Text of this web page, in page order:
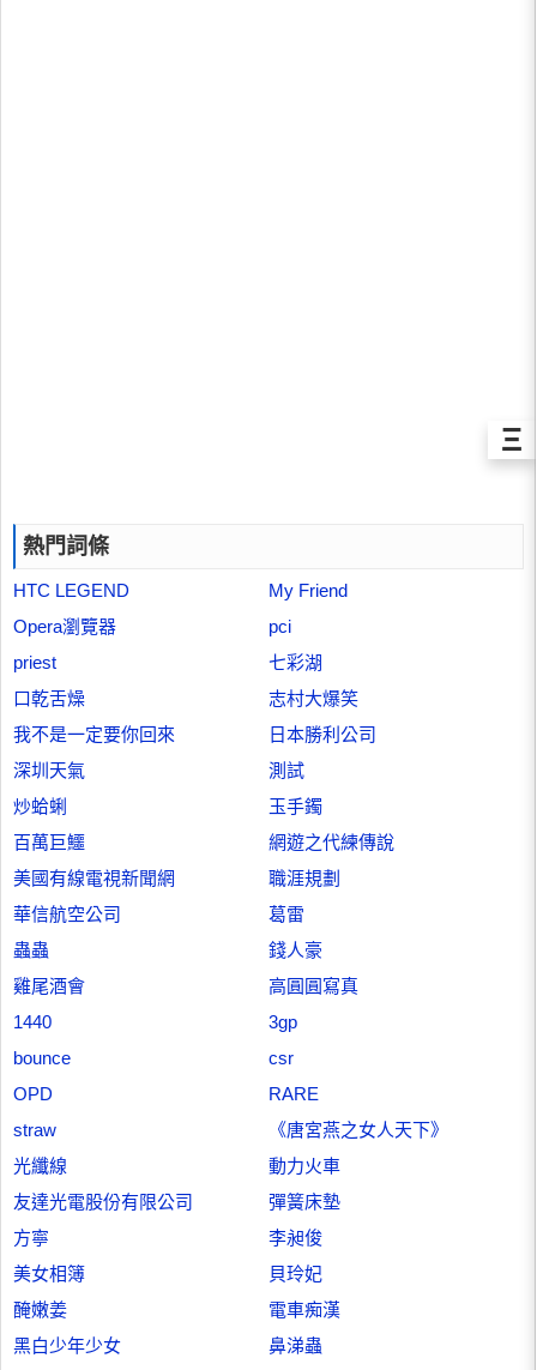
熱門詞條
HTC LEGEND
My Friend
Opera瀏覽器
pci
priest
七彩湖
口乾舌燥
志村大爆笑
我不是一定要你回來
日本勝利公司
深圳天氣
測試
炒蛤蜊
玉手鐲
百萬巨鱷
網遊之代練傳說
美國有線電視新聞網
職涯規劃
華信航空公司
葛雷
蟲蟲
錢人豪
雞尾酒會
高圓圓寫真
1440
3gp
bounce
csr
OPD
RARE
straw
《唐宮燕之女人天下》
光纖線
動力火車
友達光電股份有限公司
彈簧床墊
方寧
李昶俊
美女相簿
貝玲妃
醃嫩姜
電車痴漢
黑白少年少女
鼻涕蟲
Ξ